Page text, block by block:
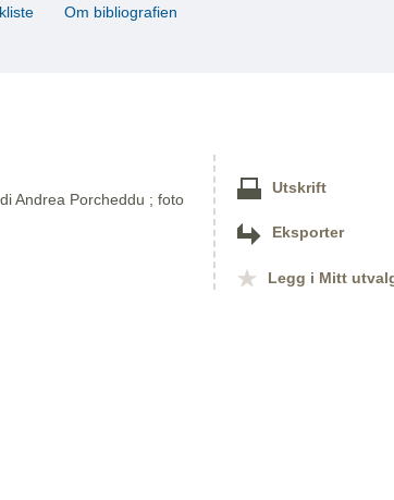
Om bibliografien
Andrea Porcheddu ; foto
Utskrift
Eksporter
Legg i Mitt